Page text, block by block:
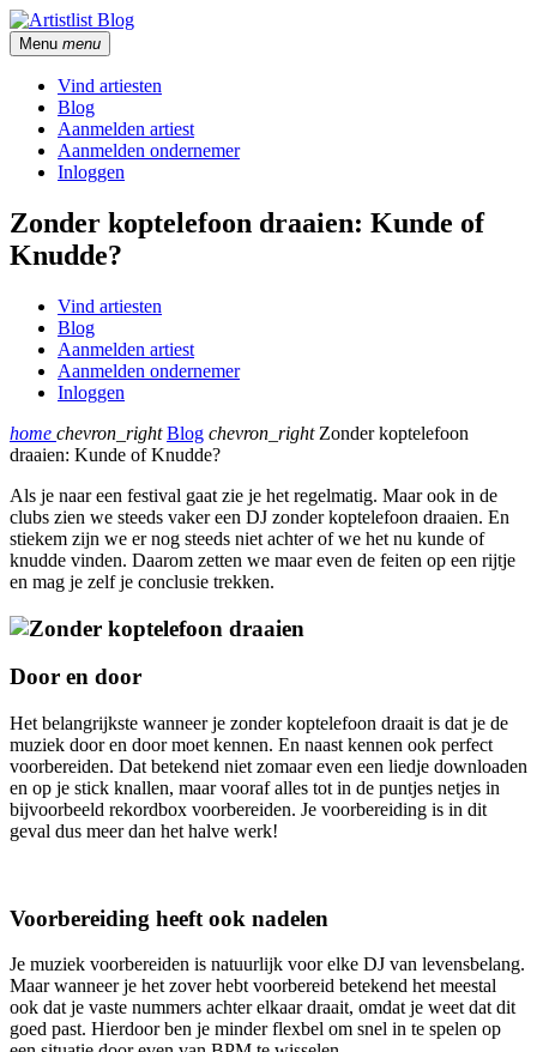
Menu menu
Vind artiesten
Blog
Aanmelden artiest
Aanmelden ondernemer
Inloggen
Zonder koptelefoon draaien: Kunde of
Knudde?
Vind artiesten
Blog
Aanmelden artiest
Aanmelden ondernemer
Inloggen
home chevron_rightBlog chevron_right Zonder koptelefoon
draaien: Kunde of Knudde?
Als je naar een festival gaat zie je het regelmatig. Maar ook in de
clubs zien we steeds vaker een DJ zonder koptelefoon draaien. En
stiekem zijn we er nog steeds niet achter of we het nu kunde of
knudde vinden. Daarom zetten we maar even de feiten op een rijtje
en mag je zelf je conclusie trekken.
Door en door
Het belangrijkste wanneer je zonder koptelefoon draait is dat je de
muziek door en door moet kennen. En naast kennen ook perfect
voorbereiden. Dat betekend niet zomaar even een liedje downloaden
en op je stick knallen, maar vooraf alles tot in de puntjes netjes in
bijvoorbeeld rekordbox voorbereiden. Je voorbereiding is in dit
geval dus meer dan het halve werk!
Voorbereiding heeft ook nadelen
Je muziek voorbereiden is natuurlijk voor elke DJ van levensbelang.
Maar wanneer je het zover hebt voorbereid betekend het meestal
ook dat je vaste nummers achter elkaar draait, omdat je weet dat dit
goed past. Hierdoor ben je minder flexbel om snel in te spelen op